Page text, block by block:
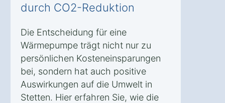
durch CO2-Reduktion
Die Entscheidung für eine
Wärmepumpe trägt nicht nur zu
persönlichen Kosteneinsparungen
bei, sondern hat auch positive
Auswirkungen auf die Umwelt in
Stetten. Hier erfahren Sie, wie die